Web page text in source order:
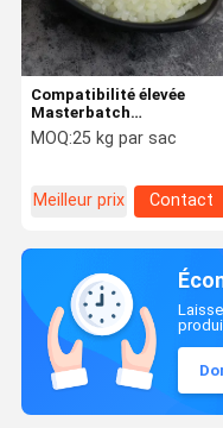
Compatibilité élevée
Masterbatch
antistatique PE/PP
Traitement facile et
MOQ:25 kg par sac
Meilleur prix Contact